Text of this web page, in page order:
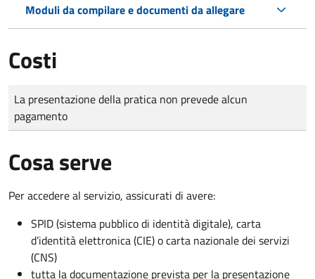
Moduli da compilare e documenti da allegare
Costi
Tipo di pagamento
Importo
La presentazione della pratica non prevede alcun
pagamento
Cosa serve
Per accedere al servizio, assicurati di avere:
SPID (sistema pubblico di identità digitale), carta
d’identità elettronica (CIE) o carta nazionale dei servizi
(CNS)
tutta la documentazione prevista per la presentazione